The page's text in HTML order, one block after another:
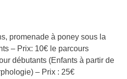
promenade à poney sous la
– Prix: 10€ le parcours
débutants (Enfants à partir de
– Prix : 25€